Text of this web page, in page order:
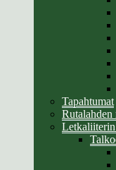
Tapahtumat